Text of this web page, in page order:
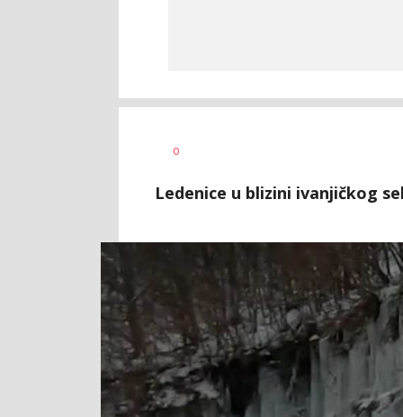
AUTOR
0
Ledenice u blizini ivanjičkog